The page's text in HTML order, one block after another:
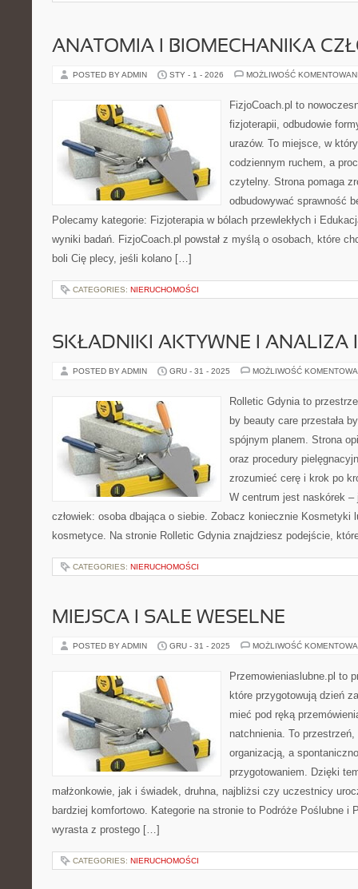
ANATOMIA I BIOMECHANIKA
POSTED BY ADMIN STY - 1 - 2026 MOŻLIWOŚĆ
FizjoCoach.pl to
fizjoterapii, odbudowie
urazów. To miejsce, w
codziennym ruchem, a
czytelny. Strona pomaga
odbudowywać sprawność
Polecamy kategorie: Fizjoterapia w bólach przewlekłych i
wyniki badań. FizjoCoach.pl powstał z myślą o osobach, które
boli Cię plecy, jeśli kolano […]
CATEGORIES: NIERUCHOMOŚCI
SKŁADNIKI AKTYWNE I ANALIZA
POSTED BY ADMIN GRU - 31 - 2025 MOŻLIWOŚĆ
Rolletic Gdynia to
by beauty care przestała
spójnym planem. Strona
oraz procedury
zrozumieć cerę i krok po
W centrum jest naskórek –
człowiek: osoba dbająca o siebie. Zobacz koniecznie Kosmetyki
kosmetyce. Na stronie Rolletic Gdynia znajdziesz podejście,
CATEGORIES: NIERUCHOMOŚCI
MIEJSCA I SALE WESELNE
POSTED BY ADMIN GRU - 31 - 2025 MOŻLIWOŚĆ
Przemowieniaslubne.pl to
które przygotowują dzień
mieć pod ręką
natchnienia. To
organizacją, a
przygotowaniem. Dzięki
małżonkowie, jak i świadek, druhna, najbliżsi czy uczestnicy
bardziej komfortowo. Kategorie na stronie to Podróże Poślubne i
wyrasta z prostego […]
CATEGORIES: NIERUCHOMOŚCI